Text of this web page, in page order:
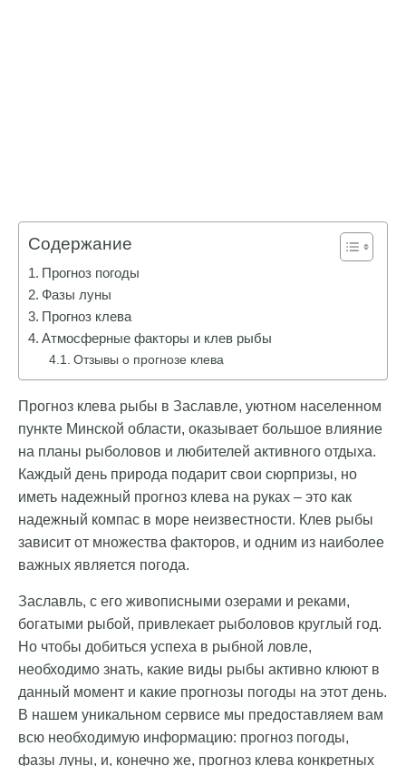
Содержание
Прогноз погоды
Фазы луны
Прогноз клева
Атмосферные факторы и клев рыбы
Отзывы о прогнозе клева
Прогноз клева рыбы в Заславле, уютном населенном
пункте Минской области, оказывает большое влияние
на планы рыболовов и любителей активного отдыха.
Каждый день природа подарит свои сюрпризы, но
иметь надежный прогноз клева на руках – это как
надежный компас в море неизвестности. Клев рыбы
зависит от множества факторов, и одним из наиболее
важных является погода.
Заславль, с его живописными озерами и реками,
богатыми рыбой, привлекает рыболовов круглый год.
Но чтобы добиться успеха в рыбной ловле,
необходимо знать, какие виды рыбы активно клюют в
данный момент и какие прогнозы погоды на этот день.
В нашем уникальном сервисе мы предоставляем вам
всю необходимую информацию: прогноз погоды,
фазы луны, и, конечно же, прогноз клева конкретных